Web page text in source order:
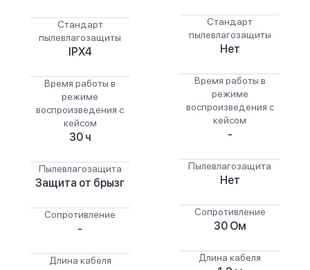
Стандарт
пылевлагозащиты
IPX4
Время работы в
режиме
воспроизведения с
кейсом
30 ч
Пылевлагозащита
Защита от брызг
Сопротивление
-
Длина кабеля
Стандарт
пылевлагозащиты
Нет
Время работы в
режиме
воспроизведения с
кейсом
-
Пылевлагозащита
Нет
Сопротивление
30 Ом
Длина кабеля